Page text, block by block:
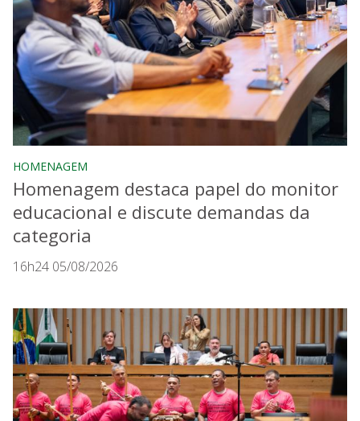
HOMENAGEM
Homenagem destaca papel do monitor
educacional e discute demandas da
categoria
16h24 05/08/2026